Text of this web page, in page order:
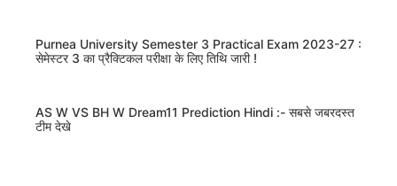
Purnea University Semester 3 Practical Exam 2023-27 :
सेमेस्टर 3 का प्रैक्टिकल परीक्षा के लिए तिथि जारी !
AS W VS BH W Dream11 Prediction Hindi :- सबसे जबरदस्त
टीम देखे